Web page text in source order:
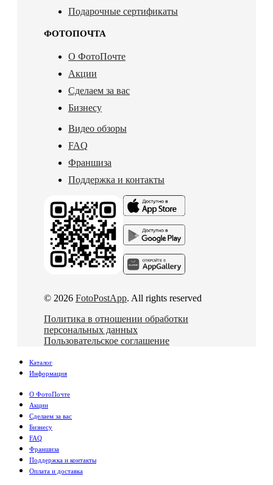
Подарочные сертификаты
ФОТОПОЧТА
О ФотоПочте
Акции
Сделаем за вас
Бизнесу
Видео обзоры
FAQ
Франшиза
Поддержка и контакты
© 2026 FotoPostApp. All rights reserved
Политика в отношении обработки
персональных данных
Пользовательское соглашение
Каталог
Информация
О ФотоПочте
Акции
Сделаем за вас
Бизнесу
FAQ
Франшиза
Поддержка и контакты
Оплата и доставка